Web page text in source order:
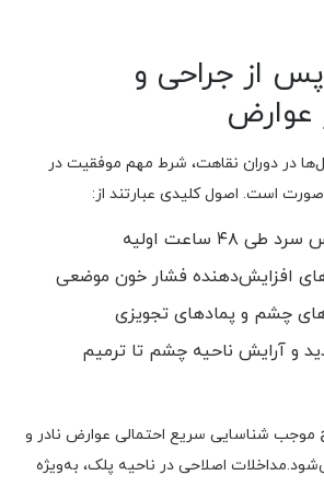
از جراحی و
عوارض
در دوران نقاهت، شرط مهم موفقیت در
است. اصول کلیدی عبارتند از:
۴۸ ساعت اولیه
افزایش‌دهنده فشار خون موضعی
چشم و پمادهای تجویزی
و آرایش ناحیه چشم تا ترمیم
شناسایی سریع احتمالی عوارض نادر و
اصلاحی در ناحیه پلک، به‌ویژه